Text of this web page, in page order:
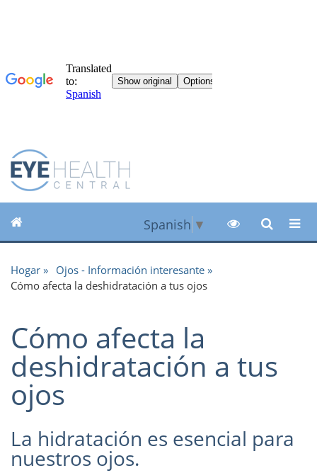
Spanish ▼
Hogar
Ojos - Información interesante
Cómo afecta la deshidratación a tus ojos
Cómo afecta la
deshidratación a tus
ojos
La hidratación es esencial para
nuestros ojos.